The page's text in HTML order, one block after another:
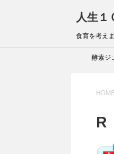
人生１
食育を考え
酵素ジ
R